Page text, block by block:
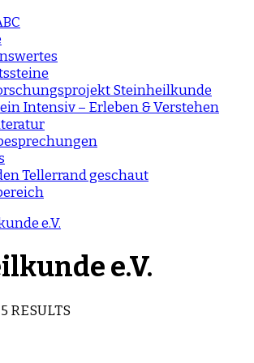
Steinheilkunde
Intensiv – Erleben & Verstehen
Tellerrand geschaut
e.V.
e.V.
RESULTS